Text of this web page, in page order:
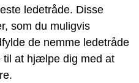
ledetråde. Disse
som du muligvis
de nemme ledetråde
til at hjælpe dig med at